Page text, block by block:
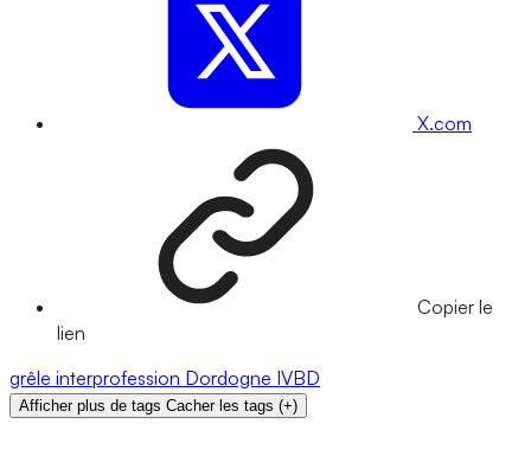
X.com
Copier le
lien
grêle interprofession Dordogne IVBD
Afficher plus de tags Cacher les tags (+)